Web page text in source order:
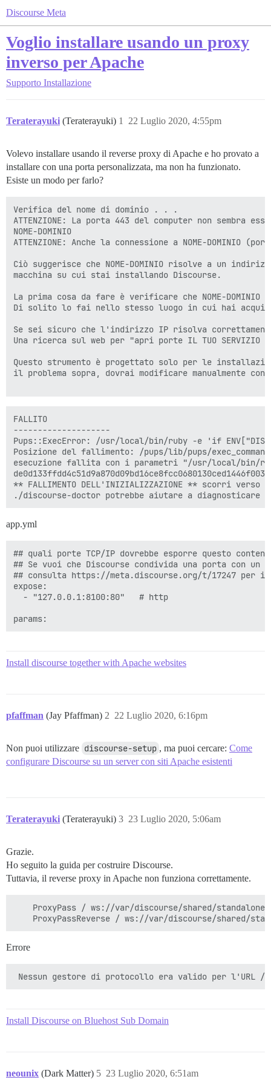
Discourse Meta
Voglio installare usando un proxy
inverso per Apache
Supporto Installazione
Teraterayuki (Teraterayuki) 22 Luglio 2020, 4:55pm
1
Volevo installare usando il reverse proxy di Apache e ho provato a
installare con una porta personalizzata, ma non ha funzionato.
Esiste un modo per farlo?
Verifica del nome di dominio . . .
ATTENZIONE: La porta 443 del computer non
NOME-DOMINIO
ATTENZIONE: Anche la connessione a NOME-DOMINIO
Ciò suggerisce che NOME-DOMINIO risolve a un
macchina su cui stai installando Discourse.
La prima cosa da fare è verificare che NOME-
Di solito lo fai nello stesso luogo in cui hai
Se sei sicuro che l'indirizzo IP risolva
Una ricerca sul web per "apri porte IL TUO SERVIZIO
Questo strumento è progettato solo per le
il problema sopra, dovrai modificare manualmente
FALLITO
--------------------
Pups::ExecError: /usr/local/bin/ruby -e 'if
Posizione del fallimento: /pups/lib/pups/
esecuzione fallita con i parametri "/usr/local/bin/
** FALLIMENTO DELL'INIZIALIZZAZIONE ** scorri
app.yml
## quali porte TCP/IP dovrebbe esporre questo
## Se vuoi che Discourse condivida una porta con un
## consulta https://meta.discourse.org/t/17247 per
expose:
  - "127.0.0.1:8100:80"   # http
Install discourse together with Apache websites
pfaffman (Jay Pfaffman) 22 Luglio 2020, 6:16pm
2
Non puoi utilizzare discourse-setup , ma puoi cercare: Come
configurare Discourse su un server con siti Apache esistenti
Teraterayuki (Teraterayuki) 23 Luglio 2020, 5:06am
3
Grazie.
Ho seguito la guida per costruire Discourse.
Tuttavia, il reverse proxy in Apache non funziona correttamente.
ProxyPass / ws://var/discourse/shared/
Errore
Install Discourse on Bluehost Sub Domain
neounix (Dark Matter) 23 Luglio 2020, 6:51am
5